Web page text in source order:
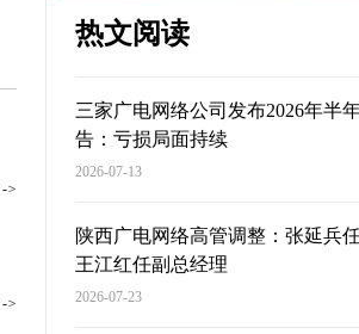
->
->
热文阅读
三家广电网络公司发布2026年半
告：亏损局面持续
2026-07-13
陕西广电网络高管调整：张延兵
王江红任副总经理
2026-07-23